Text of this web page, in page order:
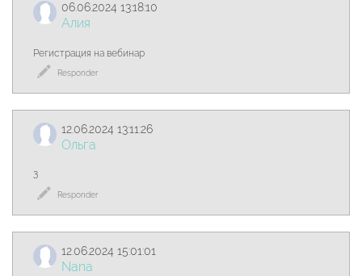
06.06.2024 13:18:10
Алия
Регистрация на вебинар
Responder
12.06.2024 13:11:26
Ольга
З
Responder
12.06.2024 15:01:01
Nana